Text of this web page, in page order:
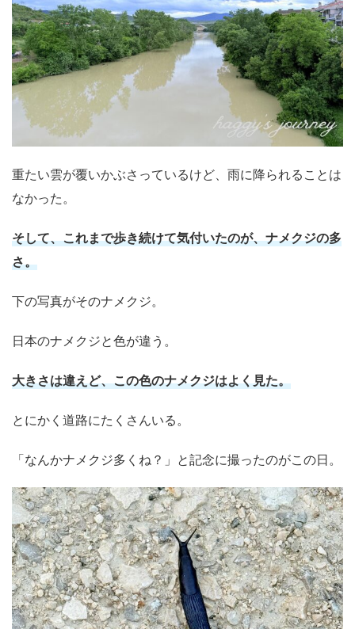
重たい雲が覆いかぶさっているけど、雨に降られることは
なかった。
そして、これまで歩き続けて気付いたのが、ナメクジの多
さ。
下の写真がそのナメクジ。
日本のナメクジと色が違う。
大きさは違えど、この色のナメクジはよく見た。
とにかく道路にたくさんいる。
「なんかナメクジ多くね？」と記念に撮ったのがこの日。